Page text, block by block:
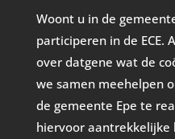
Woont u in de
participeren in de ECE.
over datgene wat de
we samen meehelpen
de gemeente Epe te
hiervoor aantrekkelijke